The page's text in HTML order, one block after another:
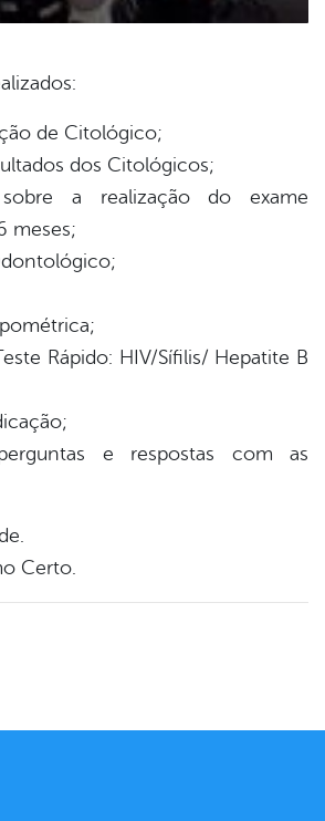
de Citológico;
dos Citológicos;
a realização do exame
meses;
Rápido: HIV/Sífilis/ Hepatite B
e respostas com as
Certo.